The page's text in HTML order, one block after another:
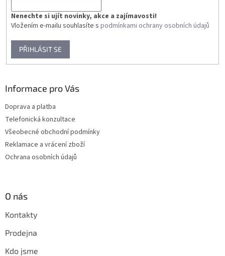
Nenechte si ujít novinky, akce a zajímavosti!
Vložením e-mailu souhlasíte s podmínkami ochrany osobních údajů
PŘIHLÁSIT SE
Informace pro Vás
Doprava a platba
Telefonická konzultace
Všeobecné obchodní podmínky
Reklamace a vrácení zboží
Ochrana osobních údajů
O nás
Kontakty
Prodejna
Kdo jsme